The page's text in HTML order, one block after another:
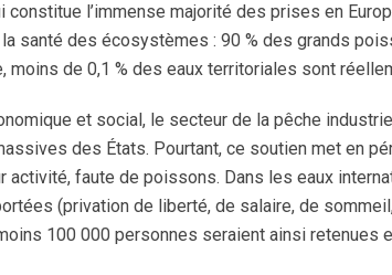
constitue l’immense majorité des prises en
santé des écosystèmes : 90 % des grands
moins de 0,1 % des eaux territoriales sont
et social, le secteur de la pêche
des États. Pourtant, ce soutien met en
activité, faute de poissons. Dans les eaux
(privation de liberté, de salaire, de
100 000 personnes seraient ainsi retenues